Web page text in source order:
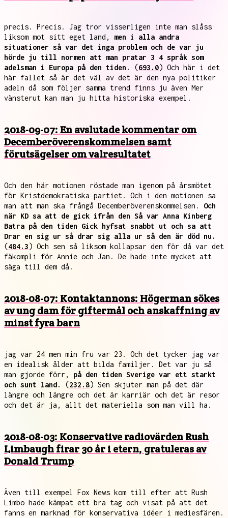
precis. Precis. Jag tror visserligen inte man slåss
liksom mot sitt eget land, men i alla andra
situationer så var det inga problem och de var ju
hörde ju till normen att man pratar 3 4 språk som
adelsman i Europa på den tiden.
(693.0) Och här i det
här fallet så är det väl av det är den nya politiker
adeln då som följer samma trend finns ju även Mer
vänsterut kan man ju hitta historiska exempel.
2018-09-07: En avslutade kommentar om
Decemberöverenskommelsen samt
förutsägelser om valresultatet
Och den här motionen röstade man igenom på årsmötet
för Kristdemokratiska partiet. Och i den motionen sa
man att man ska frångå Decemberöverenskommelsen. Och
när KD sa att de gick ifrån den Så var Anna Kinberg
Batra på den tiden Gick hyfsat snabbt ut och sa att
Drar en sig ur så drar sig alla ur så den är död nu.
(484.3) Och sen så liksom kollapsar den för då var det
fäkompli för Annie och Jan. De hade inte mycket att
säga till dem då.
2018-08-07: Kontaktannons: Högerman sökes
av ung dam för giftermål och anskaffning av
minst fyra barn
jag var 24 men min fru var 23. Och det tycker jag var
en idealisk ålder att bilda familjer. Det var ju så
man gjorde förr, på den tiden Sverige var ett starkt
och sunt land.
(232.8) Sen skjuter man på det där
längre och längre och det är karriär och det är resor
och det är ja, allt det materiella som man vill ha.
2018-08-03: Konservative radiovärden Rush
Limbaugh firar 30 år i etern, gratuleras av
Donald Trump
Även till exempel Fox News kom till efter att Rush
Limbo hade kämpat ett bra tag och visat på att det
fanns en marknad för konservativa idéer i mediesfären.